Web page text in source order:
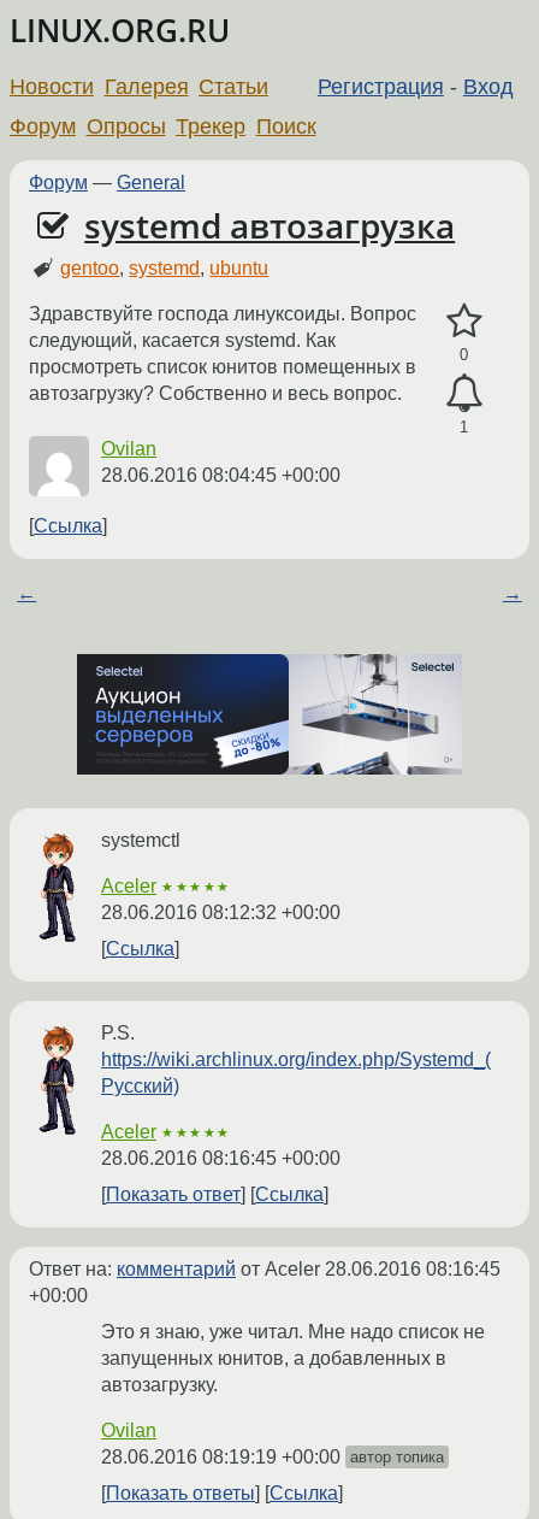
LINUX.ORG.RU
Регистрация - Вход
Новости Галерея Статьи
Форум Опросы Трекер Поиск
Форум — General
systemd автозагрузка
gentoo,systemd, ubuntu
0
1
Здравствуйте господа линуксоиды. Вопрос
следующий, касается systemd. Как
просмотреть список юнитов помещенных в
автозагрузку? Собственно и весь вопрос.
Ovilan
28.06.2016 08:04:45 +00:00
Ссылка
← →
systemctl
Aceler ★★★★★
28.06.2016 08:12:32 +00:00
Ссылка
P.S.
https://wiki.archlinux.org/index.php/Systemd_(
Русский)
Aceler ★★★★★
28.06.2016 08:16:45 +00:00
Показать ответ
Ссылка
Ответ на: комментарий от Aceler 28.06.2016 08:16:45
+00:00
Это я знаю, уже читал. Мне надо список не
запущенных юнитов, а добавленных в
автозагрузку.
Ovilan
28.06.2016 08:19:19 +00:00 автор топика
Показать ответы Ссылка